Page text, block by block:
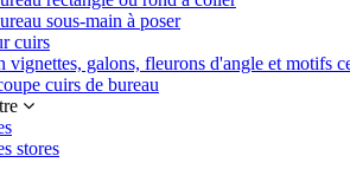
sous-main à poser
cuirs
vignettes, galons, fleurons d'angle et motifs
cuirs de bureau
stores